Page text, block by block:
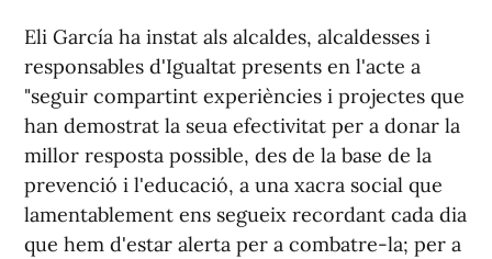
Eli García ha instat als alcaldes, alcaldesses i
responsables d'Igualtat presents en l'acte a
"seguir compartint experiències i projectes que
han demostrat la seua efectivitat per a donar la
millor resposta possible, des de la base de la
prevenció i l'educació, a una xacra social que
lamentablement ens segueix recordant cada dia
que hem d'estar alerta per a combatre-la; per a